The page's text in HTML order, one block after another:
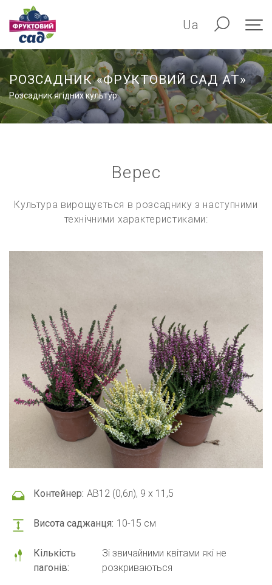
Ua
РОЗСАДНИК «ФРУКТОВИЙ САД АТ»
Розсадник ягідних культур
Верес
Культура вирощується в розсаднику з наступними
технічними характеристиками:
Контейнер: АВ12 (0,6л), 9 x 11,5
Висота саджанця: 10-15 см
Кількість
пагонів:
Зі звичайними квітами які не
розкриваються